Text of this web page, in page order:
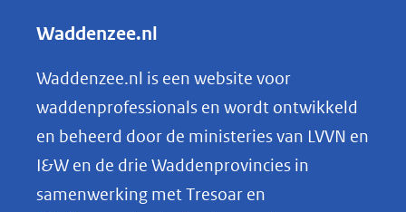
e
n
o
p
Waddenzee.nl
Waddenzee.nl is een website voor
waddenprofessionals en wordt ontwikkeld
en beheerd door de ministeries van LVVN en
I&W en de drie Waddenprovincies in
samenwerking met Tresoar en